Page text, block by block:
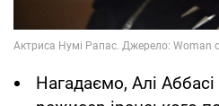
Нагадаємо, Алі